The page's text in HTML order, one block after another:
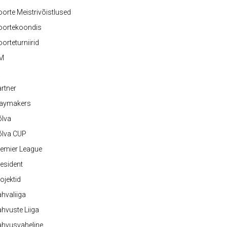
Meistrivõistlused
CUP
League
Liiga